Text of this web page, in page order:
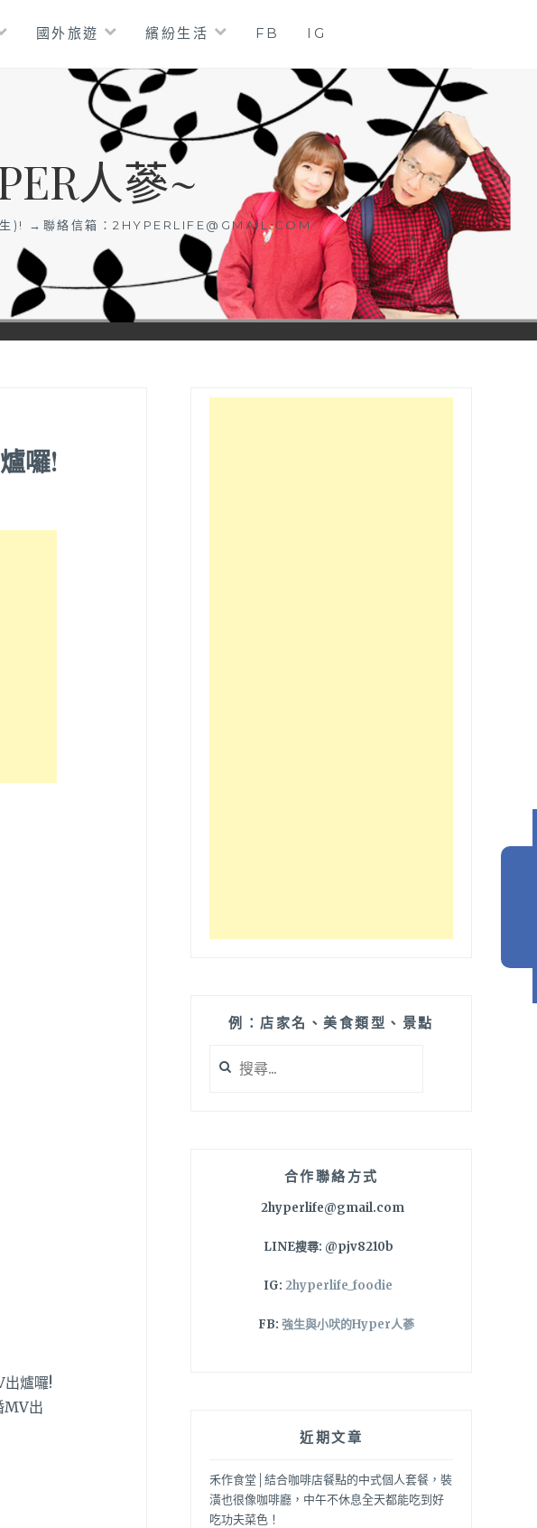
國外旅遊 繽紛生活 FB IG
人蔘~
)! →聯絡信箱： 2HYPERLIFE@GMAIL.COM
囉!
MV出
例：店家名、美食類型、景點
尋
合作聯絡方式
2hyperlife@gmail.com
LINE搜尋: @pjv8210b
IG: 2hyperlife_foodie
FB: 強生與小吠的Hyper人蔘
近期文章
禾作食堂│結合咖啡店餐點的中式個人套餐，裝
潢也很像咖啡廳，中午不休息全天都能吃到好
吃功夫菜色！